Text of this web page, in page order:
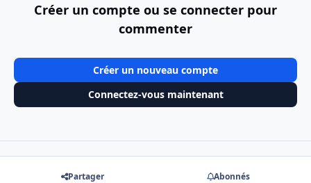
Créer un compte ou se connecter pour
commenter
Créer un nouveau compte
Connectez-vous maintenant
Partager Abonnés